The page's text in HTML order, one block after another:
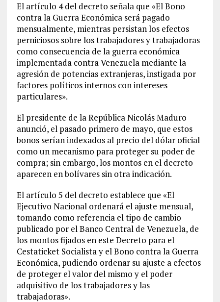
El artículo 4 del decreto señala que «El Bono
contra la Guerra Económica será pagado
mensualmente, mientras persistan los efectos
perniciosos sobre los trabajadores y trabajadoras
como consecuencia de la guerra económica
implementada contra Venezuela mediante la
agresión de potencias extranjeras, instigada por
factores políticos internos con intereses
particulares».
El presidente de la República Nicolás Maduro
anunció, el pasado primero de mayo, que estos
bonos serían indexados al precio del dólar oficial
como un mecanismo para proteger su poder de
compra; sin embargo, los montos en el decreto
aparecen en bolívares sin otra indicación.
El artículo 5 del decreto establece que «El
Ejecutivo Nacional ordenará el ajuste mensual,
tomando como referencia el tipo de cambio
publicado por el Banco Central de Venezuela, de
los montos fijados en este Decreto para el
Cestaticket Socialista y el Bono contra la Guerra
Económica, pudiendo ordenar su ajuste a efectos
de proteger el valor del mismo y el poder
adquisitivo de los trabajadores y las
trabajadoras».